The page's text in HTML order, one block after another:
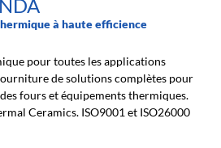
à haute efficience
pour toutes les applications
de solutions complètes pour
fours et équipements thermiques.
Ceramics. ISO9001 et ISO26000